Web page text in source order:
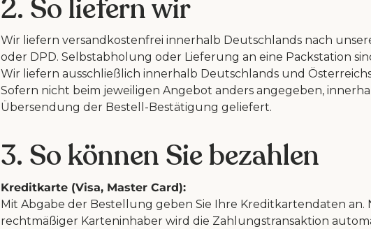
2. So liefern wir
Wir liefern versandkostenfrei innerhalb Deutschlands nach
oder DPD. Selbstabholung oder Lieferung an eine Packstation
Wir liefern ausschließlich innerhalb Deutschlands und
Sofern nicht beim jeweiligen Angebot anders angegeben,
Übersendung der Bestell-Bestätigung geliefert.
3. So können Sie bezahlen
Kreditkarte (Visa, Master Card):
Mit Abgabe der Bestellung geben Sie Ihre Kreditkartendaten an.
rechtmäßiger Karteninhaber wird die Zahlungstransaktion